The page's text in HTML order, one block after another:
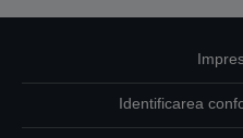
Identificarea